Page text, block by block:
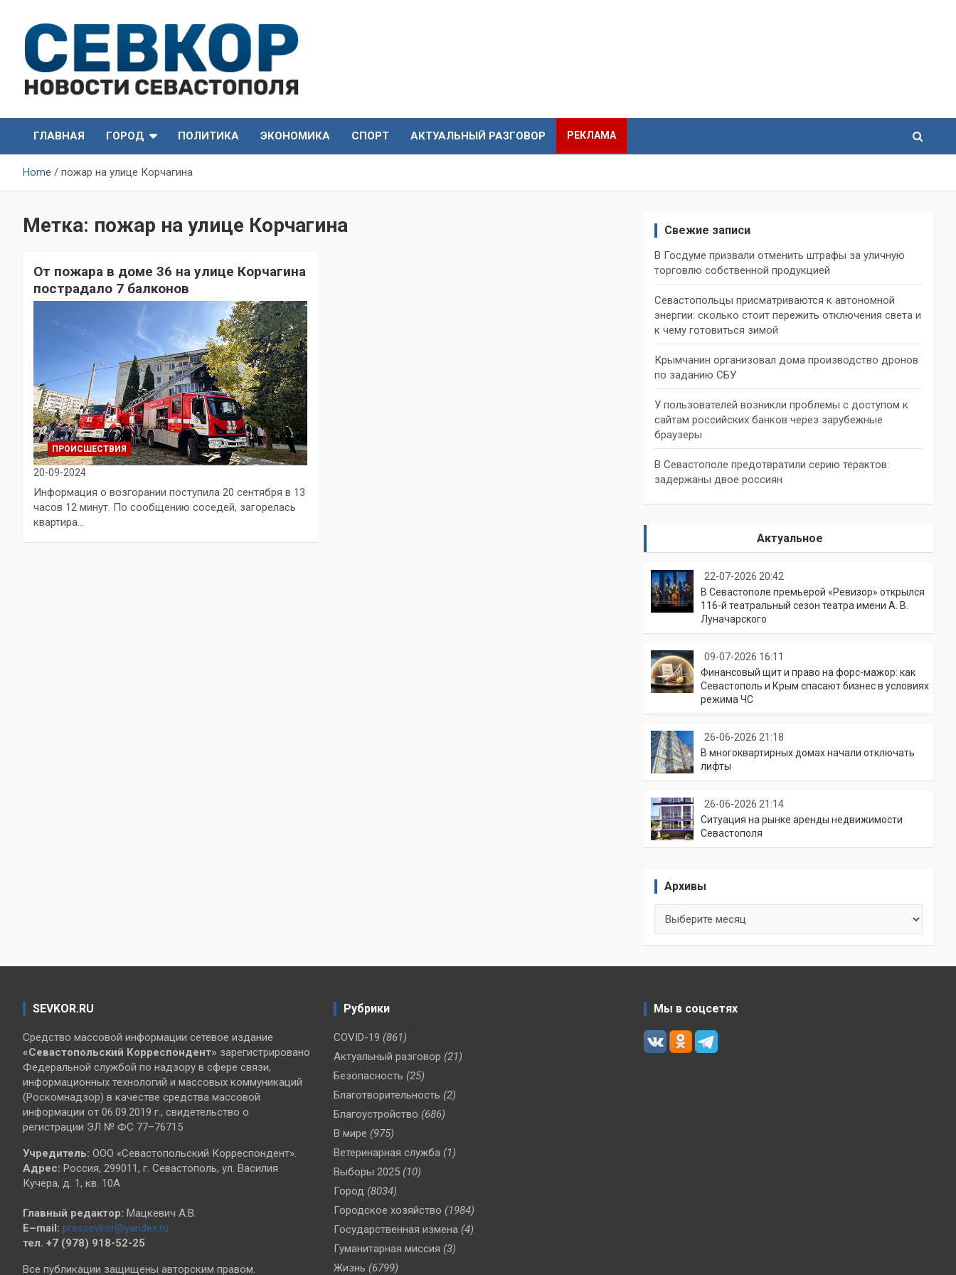
content
СевКор — Новости
Севастополя
Севастополя
ГЛАВНАЯ
ГОРОД ПОЛИТИКА ЭКОНОМИКА СПОРТ АКТУАЛЬНЫЙ РАЗГОВОР РЕКЛАМА
Home пожар на улице Корчагина
Метка: пожар на улице Корчагина
От пожара в доме 36 на улице Корчагина
пострадало 7 балконов
ПРОИСШЕСТВИЯ
20-09-2024
Информация о возгорании поступила 20 сентября в 13
часов 12 минут. По сообщению соседей, загорелась
квартира…
Свежие записи
В Госдуме призвали отменить штрафы за уличную
торговлю собственной продукцией
Севастопольцы присматриваются к автономной
энергии: сколько стоит пережить отключения света и
к чему готовиться зимой
Крымчанин организовал дома производство дронов
по заданию СБУ
У пользователей возникли проблемы с доступом к
сайтам российских банков через зарубежные
браузеры
В Севастополе предотвратили серию терактов:
задержаны двое россиян
Актуальное
22-07-2026 20:42
В Севастополе премьерой «Ревизор» открылся
116-й театральный сезон театра имени А. В.
Луначарского
09-07-2026 16:11
Финансовый щит и право на форс-мажор: как
Севастополь и Крым спасают бизнес в условиях
режима ЧС
26-06-2026 21:18
В многоквартирных домах начали отключать
лифты
26-06-2026 21:14
Ситуация на рынке аренды недвижимости
Севастополя
Архивы
SEVKOR.RU
Средство массовой информации сетевое издание
«Севастопольский Корреспондент» зарегистрировано
Федеральной службой по надзору в сфере связи,
информационных технологий и массовых коммуникаций
(Роскомнадзор) в качестве средства массовой
информации от 06.09.2019 г., свидетельство о
регистрации ЭЛ № ФС 77–76715
Учредитель: ООО «Севастопольский Корреспондент».
Адрес: Россия, 299011, г. Севастополь, ул. Василия
Кучера, д. 1, кв. 10А
Главный редактор: Мацкевич А.В.
E–mail: pressevkor@yandex.ru
тел. +7 (978) 918-52-25
Все публикации защищены авторским правом.
Рубрики
COVID-19 (861)
Актуальный разговор (21)
Безопасность (25)
Благотворительность (2)
Благоустройство (686)
В мире (975)
Ветеринарная служба (1)
Выборы 2025 (10)
Город (8034)
Городское хозяйство (1984)
Государственная измена (4)
Гуманитарная миссия (3)
Жизнь (6799)
Мы в соцсетях